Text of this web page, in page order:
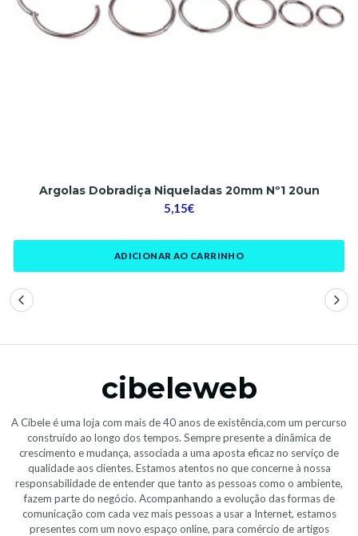
Argolas Dobradiça Niqueladas 20mm Nº1 20un
5,15€
ADICIONAR AO CARRINHO
cibeleweb
A Cibele é uma loja com mais de 40 anos de existência,com um percurso
construído ao longo dos tempos. Sempre presente a dinâmica de
crescimento e mudança, associada a uma aposta eficaz no serviço de
qualidade aos clientes. Estamos atentos no que concerne à nossa
responsabilidade de entender que tanto as pessoas como o ambiente,
fazem parte do negócio. Acompanhando a evolução das formas de
comunicação com cada vez mais pessoas a usar a Internet, estamos
presentes com um novo espaço online, para comércio de artigos